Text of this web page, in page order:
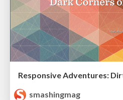
smashingmag